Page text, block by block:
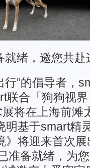
就绪，邀您共
行”的倡导者，
联合「狗狗视
展将在上海前滩
明基于smart精
》将迎来首次
准备就绪，为